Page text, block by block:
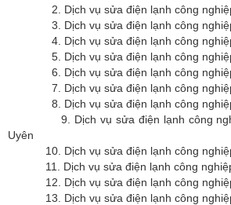
2. Dịch vụ sửa điện lạnh công nghiệp
3. Dịch vụ sửa điện lạnh công nghiệp
4. Dịch vụ sửa điện lạnh công nghiệp
5. Dịch vụ sửa điện lạnh công nghiệp
6. Dịch vụ sửa điện lạnh công nghiệp
7. Dịch vụ sửa điện lạnh công nghiệp
8. Dịch vụ sửa điện lạnh công nghiệp
9. Dịch vụ sửa điện lạnh công
Uyên
10. Dịch vụ sửa điện lạnh công nghiệp
11. Dịch vụ sửa điện lạnh công nghiệp
12. Dịch vụ sửa điện lạnh công nghiệp
13. Dịch vụ sửa điện lạnh công nghiệp